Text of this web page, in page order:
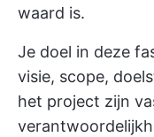
waard is.
Je doel in deze
visie, scope,
het project zijn